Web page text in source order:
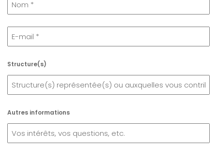
Structure(s)
Autres informations